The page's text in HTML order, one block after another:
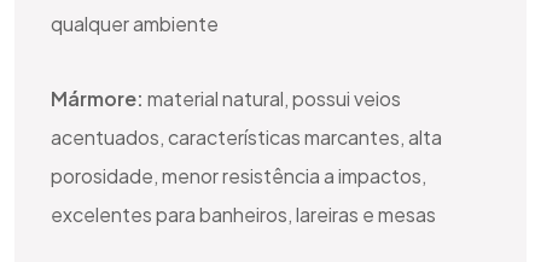
qualquer ambiente
Mármore: material natural, possui veios
acentuados, características marcantes, alta
porosidade, menor resistência a impactos,
excelentes para banheiros, lareiras e mesas